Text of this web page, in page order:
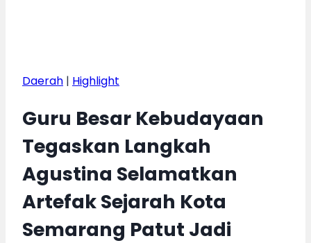
Daerah | Highlight
Guru Besar Kebudayaan
Tegaskan Langkah
Agustina Selamatkan
Artefak Sejarah Kota
Semarang Patut Jadi